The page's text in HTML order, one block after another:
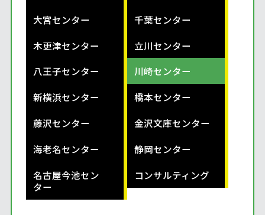
大宮センター
千葉センター
木更津センター
立川センター
八王子センター
川崎センター
新横浜センター
橋本センター
藤沢センター
金沢文庫センター
海老名センター
静岡センター
名古屋今池セン
ター
コンサルティング